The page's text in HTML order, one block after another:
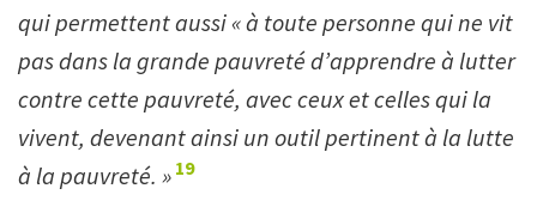
qui permettent aussi « à toute personne qui ne vit
pas dans la grande pauvreté d’apprendre à lutter
contre cette pauvreté, avec ceux et celles qui la
vivent, devenant ainsi un outil pertinent à la lutte
à la pauvreté. » 19